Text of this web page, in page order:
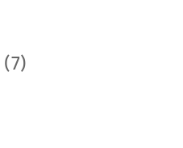
(7)